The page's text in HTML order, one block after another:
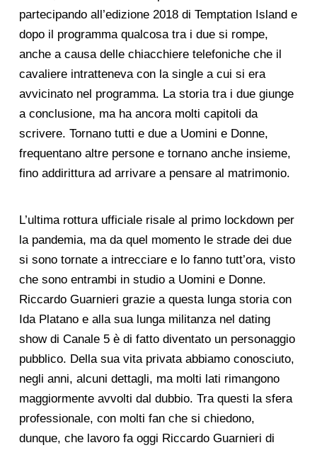
partecipando all’edizione 2018 di Temptation Island e
dopo il programma qualcosa tra i due si rompe,
anche a causa delle chiacchiere telefoniche che il
cavaliere intratteneva con la single a cui si era
avvicinato nel programma. La storia tra i due giunge
a conclusione, ma ha ancora molti capitoli da
scrivere. Tornano tutti e due a Uomini e Donne,
frequentano altre persone e tornano anche insieme,
fino addirittura ad arrivare a pensare al matrimonio.
L’ultima rottura ufficiale risale al primo lockdown per
la pandemia, ma da quel momento le strade dei due
si sono tornate a intrecciare e lo fanno tutt’ora, visto
che sono entrambi in studio a Uomini e Donne.
Riccardo Guarnieri grazie a questa lunga storia con
Ida Platano e alla sua lunga militanza nel dating
show di Canale 5 è di fatto diventato un personaggio
pubblico. Della sua vita privata abbiamo conosciuto,
negli anni, alcuni dettagli, ma molti lati rimangono
maggiormente avvolti dal dubbio. Tra questi la sfera
professionale, con molti fan che si chiedono,
dunque, che lavoro fa oggi Riccardo Guarnieri di